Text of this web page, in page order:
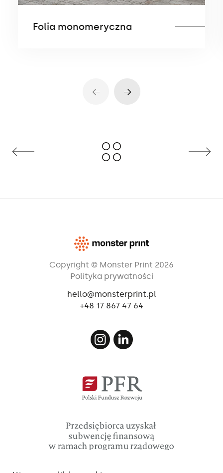
Folia monomeryczna
Copyright © Monster Print 2026
Polityka prywatności
hello@monsterprint.pl
+48 17 867 47 64